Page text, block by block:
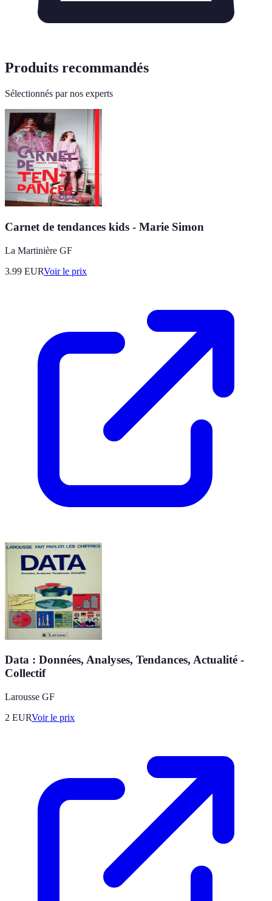
Produits recommandés
Sélectionnés par nos experts
Carnet de tendances kids - Marie Simon
La Martinière GF
3.99 EURVoir le prix
Data : Données, Analyses, Tendances, Actualité -
Collectif
Larousse GF
2 EURVoir le prix